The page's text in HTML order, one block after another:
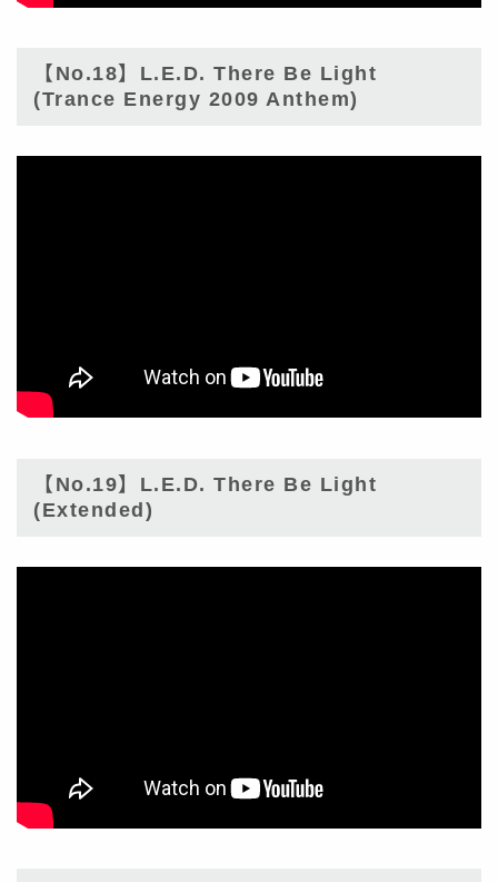
【No.18】L.E.D. There Be Light
(Trance Energy 2009 Anthem)
【No.19】L.E.D. There Be Light
(Extended)